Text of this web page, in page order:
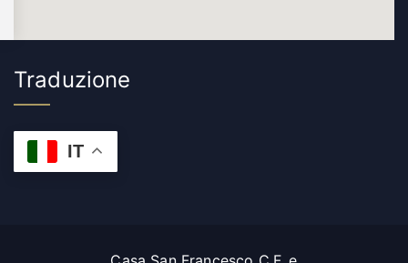
Traduzione
IT